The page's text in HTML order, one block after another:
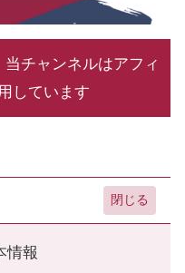
当チャンネルはアフィ
しています
情報